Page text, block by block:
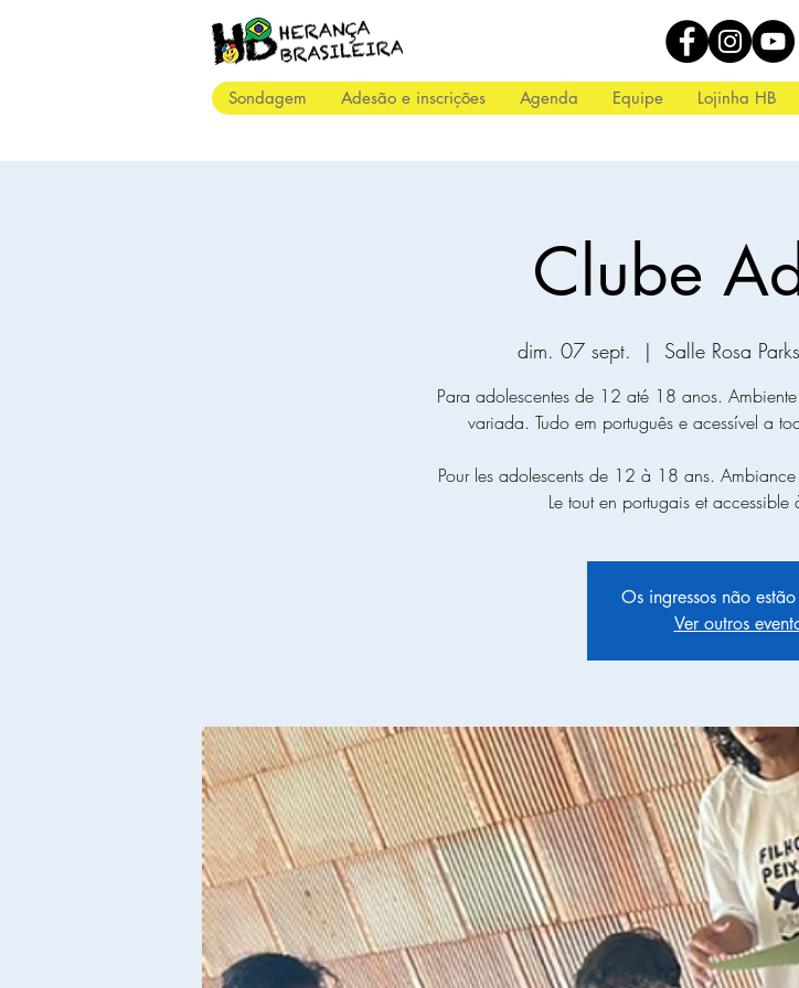
Sondagem Adesão e inscrições Agenda Equipe Lojinha HB
Clube
dim. 07 sept.
  |
Salle Rosa
Para adolescentes de 12 até 18 anos.
variada. Tudo em português e acessível a
Pour les adolescents de 12 à 18 ans.
Le tout en portugais et accessible
Os ingressos não
Ver outros